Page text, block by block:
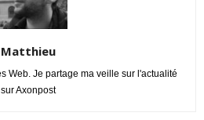
Matthieu
Web. Je partage ma veille sur l'actualité
sur Axonpost